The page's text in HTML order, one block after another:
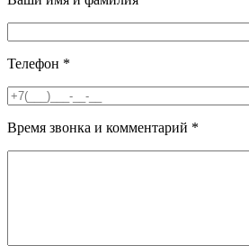
Телефон *
Время звонка и комментарий *